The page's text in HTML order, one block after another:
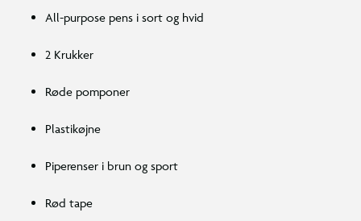
All-purpose pens i sort og hvid
2 Krukker
Røde pomponer
Plastikøjne
Piperenser i brun og sport
Rød tape